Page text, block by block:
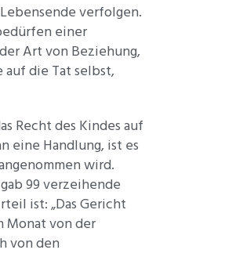
verfolgen.
einer
Art von Beziehung,
die Tat selbst,
Recht des Kindes auf
eine Handlung, ist es
wird.
99 verzeihende
ist: „Das Gericht
Monat von der
von den